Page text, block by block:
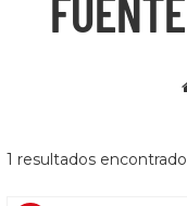
1 resultados